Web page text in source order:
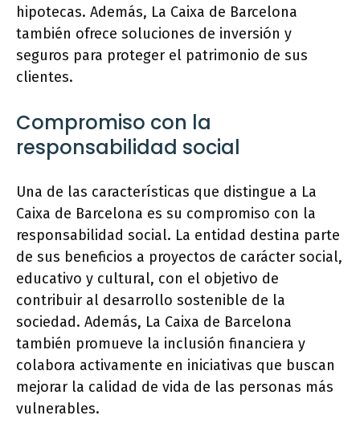
hipotecas. Además, La Caixa de Barcelona
también ofrece soluciones de inversión y
seguros para proteger el patrimonio de sus
clientes.
Compromiso con la
responsabilidad social
Una de las características que distingue a La
Caixa de Barcelona es su compromiso con la
responsabilidad social. La entidad destina parte
de sus beneficios a proyectos de carácter social,
educativo y cultural, con el objetivo de
contribuir al desarrollo sostenible de la
sociedad. Además, La Caixa de Barcelona
también promueve la inclusión financiera y
colabora activamente en iniciativas que buscan
mejorar la calidad de vida de las personas más
vulnerables.